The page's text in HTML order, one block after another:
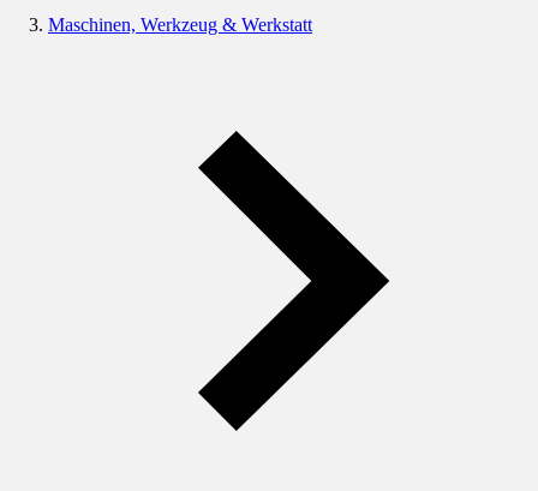
Maschinen, Werkzeug & Werkstatt